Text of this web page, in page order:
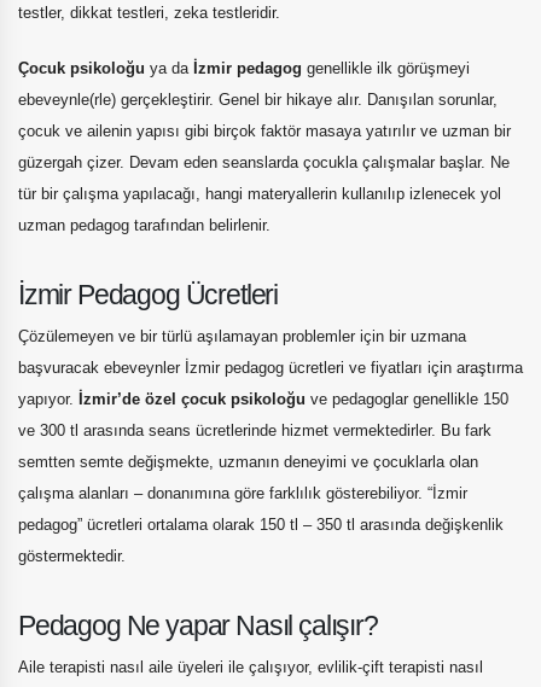
testler, dikkat testleri, zeka testleridir.
Çocuk psikoloğu ya da İzmir pedagog genellikle ilk görüşmeyi
ebeveynle(rle) gerçekleştirir. Genel bir hikaye alır. Danışılan sorunlar,
çocuk ve ailenin yapısı gibi birçok faktör masaya yatırılır ve uzman bir
güzergah çizer. Devam eden seanslarda çocukla çalışmalar başlar. Ne
tür bir çalışma yapılacağı, hangi materyallerin kullanılıp izlenecek yol
uzman pedagog tarafından belirlenir.
İzmir Pedagog Ücretleri
Çözülemeyen ve bir türlü aşılamayan problemler için bir uzmana
başvuracak ebeveynler İzmir pedagog ücretleri ve fiyatları için araştırma
yapıyor.
İzmir’de özel çocuk psikoloğu ve pedagoglar genellikle 150
ve 300 tl arasında seans ücretlerinde hizmet vermektedirler. Bu fark
semtten semte değişmekte, uzmanın deneyimi ve çocuklarla olan
çalışma alanları – donanımına göre farklılık gösterebiliyor. “İzmir
pedagog” ücretleri ortalama olarak 150 tl – 350 tl arasında değişkenlik
göstermektedir.
Pedagog Ne yapar Nasıl çalışır?
Aile terapisti nasıl aile üyeleri ile çalışıyor, evlilik-çift terapisti nasıl